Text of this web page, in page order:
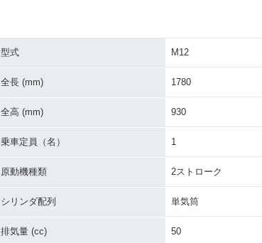
型式 M12
全長 (mm) 1780
全高 (mm) 930
乗車定員（名） 1
原動機種類 2ストローク
シリンダ配列 単気筒
排気量 (cc) 50